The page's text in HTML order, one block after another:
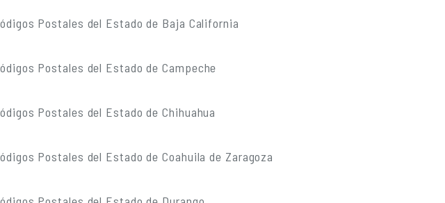
Postales del Estado de Baja California
Postales del Estado de Campeche
Postales del Estado de Chihuahua
Postales del Estado de Coahuila de Zaragoza